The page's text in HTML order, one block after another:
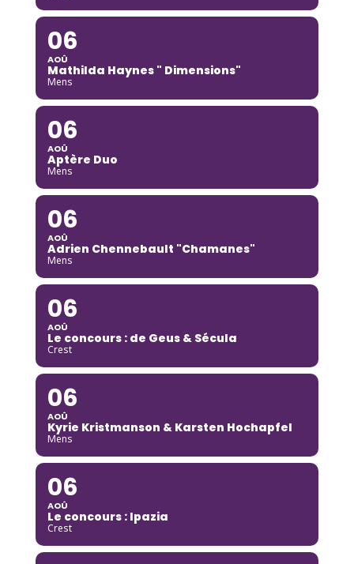
06
AOÛ
Mathilda Haynes " Dimensions"
Mens
06
AOÛ
Aptère Duo
Mens
06
AOÛ
Adrien Chennebault "Chamanes"
Mens
06
AOÛ
Le concours : de Geus & Sécula
Crest
06
AOÛ
Kyrie Kristmanson & Karsten Hochapfel
Mens
06
AOÛ
Le concours : Ipazia
Crest